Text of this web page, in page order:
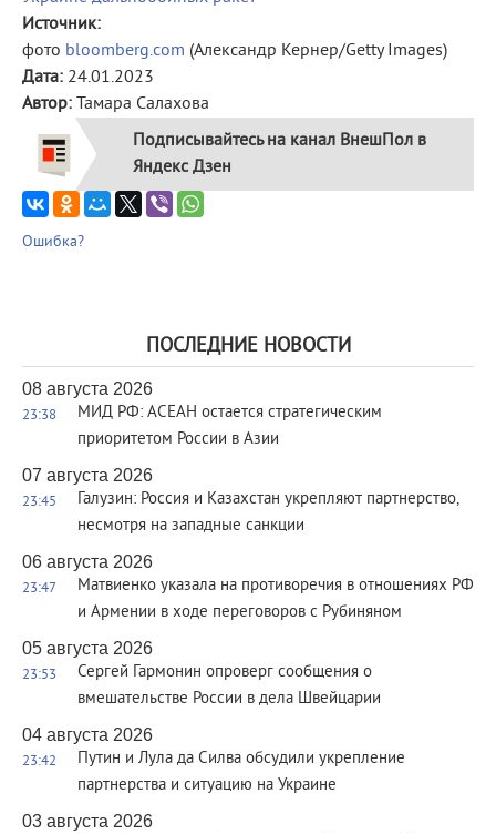
Источник:
фото bloomberg.com (Александр Кернер/Getty Images)
Дата: 24.01.2023
Автор: Тамара Салахова
Подписывайтесь на канал ВнешПол в
Яндекс Дзен
Ошибка?
ПОСЛЕДНИЕ НОВОСТИ
08 августа 2026
23:38
МИД РФ: АСЕАН остается стратегическим
приоритетом России в Азии
07 августа 2026
23:45
Галузин: Россия и Казахстан укрепляют партнерство,
несмотря на западные санкции
06 августа 2026
23:47
Матвиенко указала на противоречия в отношениях РФ
и Армении в ходе переговоров с Рубиняном
05 августа 2026
23:53
Сергей Гармонин опроверг сообщения о
вмешательстве России в дела Швейцарии
04 августа 2026
23:42
Путин и Лула да Силва обсудили укрепление
партнерства и ситуацию на Украине
03 августа 2026